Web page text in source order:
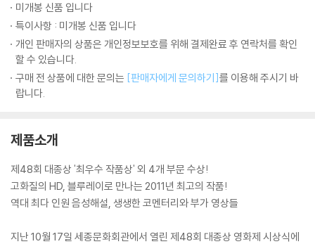
미개봉 신품 입니다
특이사항 : 미개봉 신품 입니다
개인 판매자의 상품은 개인정보보호를 위해 결제완료 후 연락처를 확인
할 수 있습니다.
구매 전 상품에 대한 문의는 [판매자에게 문의하기]를 이용해 주시기 바
랍니다.
제품소개
제48회 대종상 '최우수 작품상' 외 4개 부문 수상!
고화질의 HD, 블루레이로 만나는 2011년 최고의 작품!
역대 최다 인원 음성해설, 생생한 코멘터리와 부가 영상들
지난 10월 17일 세종문화회관에서 열린 제48회 대종상 영화제 시상식에